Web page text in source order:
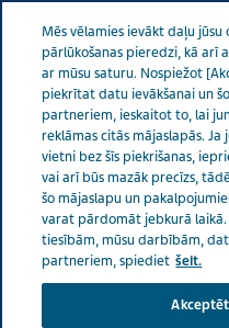
Latvia Rūpes par veselību
Viņpus
Mēs vēlamies ievākt daļu
pārlūkošanas pieredzi, kā arī
ar mūsu saturu. Nospiežot
piekrītat datu ievākšanai un
partneriem, ieskaitot to, lai
reklāmas citās mājaslapās.
vietni bez šīs piekrišanas,
vai arī būs mazāk precīzs,
šo mājaslapu un
varat pārdomāt jebkurā
tiesībām, mūsu darbībām,
partneriem, spiediet šeit.